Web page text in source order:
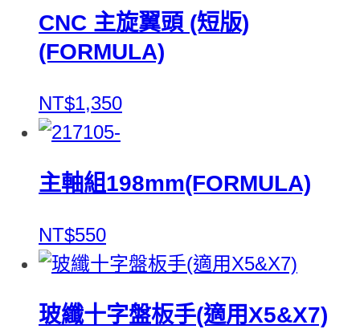
CNC 主旋翼頭 (短版)
(FORMULA)
NT$1,350
主軸組198mm(FORMULA)
NT$550
玻纖十字盤板手(適用X5&X7)